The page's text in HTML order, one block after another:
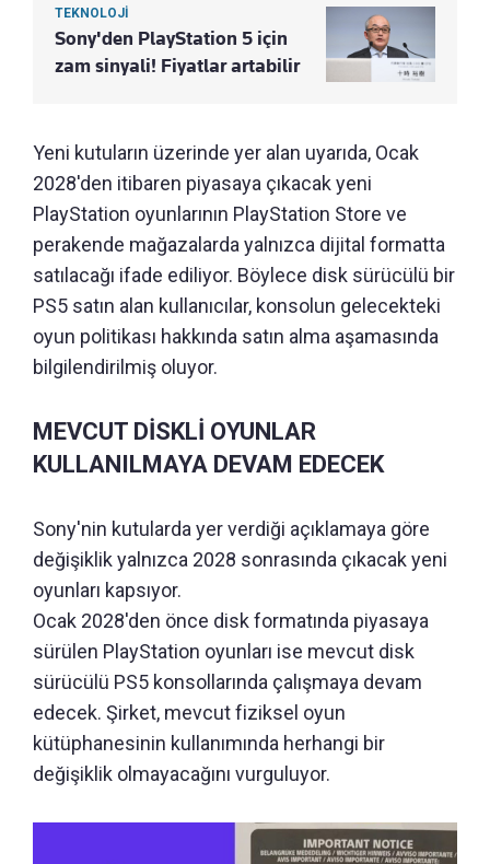
TEKNOLOJİ
Sony'den PlayStation 5 için
zam sinyali! Fiyatlar artabilir
Yeni kutuların üzerinde yer alan uyarıda, Ocak
2028'den itibaren piyasaya çıkacak yeni
PlayStation oyunlarının PlayStation Store ve
perakende mağazalarda yalnızca dijital formatta
satılacağı ifade ediliyor. Böylece disk sürücülü bir
PS5 satın alan kullanıcılar, konsolun gelecekteki
oyun politikası hakkında satın alma aşamasında
bilgilendirilmiş oluyor.
MEVCUT DİSKLİ OYUNLAR
KULLANILMAYA DEVAM EDECEK
Sony'nin kutularda yer verdiği açıklamaya göre
değişiklik yalnızca 2028 sonrasında çıkacak yeni
oyunları kapsıyor.
Ocak 2028'den önce disk formatında piyasaya
sürülen PlayStation oyunları ise mevcut disk
sürücülü PS5 konsollarında çalışmaya devam
edecek. Şirket, mevcut fiziksel oyun
kütüphanesinin kullanımında herhangi bir
değişiklik olmayacağını vurguluyor.